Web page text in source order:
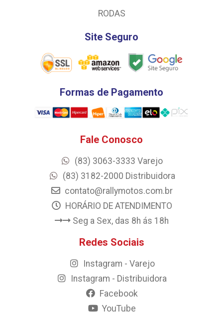
RODAS
Site Seguro
Formas de Pagamento
Fale Conosco
(83) 3063-3333 Varejo
(83) 3182-2000 Distribuidora
contato@rallymotos.com.br
HORÁRIO DE ATENDIMENTO
Seg a Sex, das 8h ás 18h
Redes Sociais
Instagram - Varejo
Instagram - Distribuidora
Facebook
YouTube